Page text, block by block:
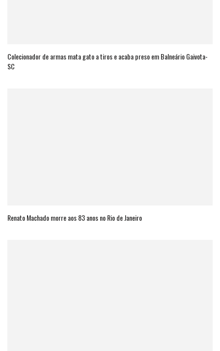
Colecionador de armas mata gato a tiros e acaba preso em Balneário Gaivota-
SC
Renato Machado morre aos 83 anos no Rio de Janeiro